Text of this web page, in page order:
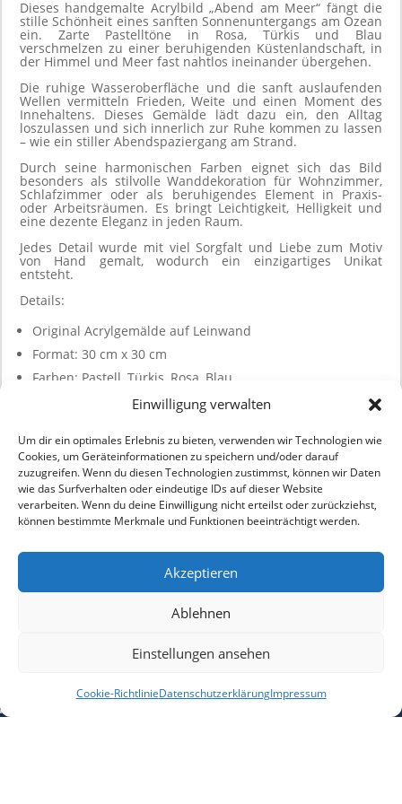
Einwilligung verwalten
Um dir ein optimales Erlebnis zu bieten, verwenden wir Technologien wie
Cookies, um Geräteinformationen zu speichern und/oder darauf
zuzugreifen. Wenn du diesen Technologien zustimmst, können wir Daten
wie das Surfverhalten oder eindeutige IDs auf dieser Website
verarbeiten. Wenn du deine Einwilligung nicht erteilst oder zurückziehst,
können bestimmte Merkmale und Funktionen beeinträchtigt werden.
Akzeptieren
Ablehnen
Einstellungen ansehen
Cookie-RichtlinieDatenschutzerklärungImpressum
Gemälde
Menge
Dieses handgemalte Acrylbild „Abend am Meer“ fängt die
stille Schönheit eines sanften Sonnenuntergangs am Ozean
ein. Zarte Pastelltöne in Rosa, Türkis und Blau
verschmelzen zu einer beruhigenden Küstenlandschaft, in
der Himmel und Meer fast nahtlos ineinander übergehen.
Die ruhige Wasseroberfläche und die sanft auslaufenden
Wellen vermitteln Frieden, Weite und einen Moment des
Innehaltens. Dieses Gemälde lädt dazu ein, den Alltag
loszulassen und sich innerlich zur Ruhe kommen zu lassen
– wie ein stiller Abendspaziergang am Strand.
Durch seine harmonischen Farben eignet sich das Bild
besonders als stilvolle Wanddekoration für Wohnzimmer,
Schlafzimmer oder als beruhigendes Element in Praxis-
oder Arbeitsräumen. Es bringt Leichtigkeit, Helligkeit und
eine dezente Eleganz in jeden Raum.
Jedes Detail wurde mit viel Sorgfalt und Liebe zum Motiv
von Hand gemalt, wodurch ein einzigartiges Unikat
entsteht.
Details:
Original Acrylgemälde auf Leinwand
Format: 30 cm x 30 cm
Farben: Pastell, Türkis, Rosa, Blau
Stil: realistisch / modern / minimalistisch
Unikat – nur einmal verfügbar
Schlagworte: Acrylbild Meer, Strandbild modern,
Meeresbild kaufen, Pastell Kunst, Ozean Gemälde,
beruhigende Wandkunst, minimalistisches Landschaftsbild,
Strand Sonnenuntergang Bild, Küstenbild, maritime Deko,
✔ Kostenloser Versand in Deutschland & EU
✔ Versicherter Versand inklusive
✔ Sicher verpackt
*Für Lieferungen außerhalb der EU berechnen wir eine